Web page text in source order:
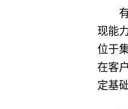
现能
位于
在客
定基础